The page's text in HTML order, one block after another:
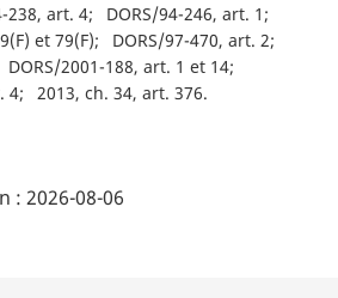
238, art. 4
DORS/94-246, art. 1
et 79(F)
DORS/97-470, art. 2
DORS/2001-188, art. 1 et 14
4
2013, ch. 34, art. 376
: 2026-08-06